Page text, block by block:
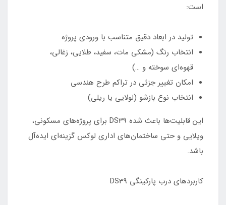
است:
تولید در ابعاد دقیق متناسب با ورودی پروژه
انتخاب رنگ (مشکی مات، سفید، طلایی، زغالی،
قهوه‌ای سوخته و …)
امکان تغییر جزئی در تراکم طرح هندسی
انتخاب نوع بازشو (لولایی یا ریلی)
این قابلیت‌ها باعث شده DS39 برای پروژه‌های مسکونی،
ویلایی و حتی ساختمان‌های اداری لوکس گزینه‌ای ایده‌آل
باشد.
کاربردهای درب پارکینگی DS39